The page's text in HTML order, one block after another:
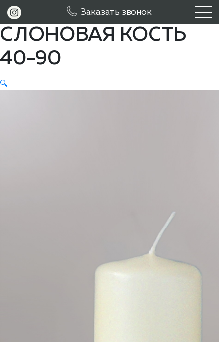
Заказать звонок
Свеча пеньковая
СЛОНОВАЯ КОСТЬ
40-90
🔍